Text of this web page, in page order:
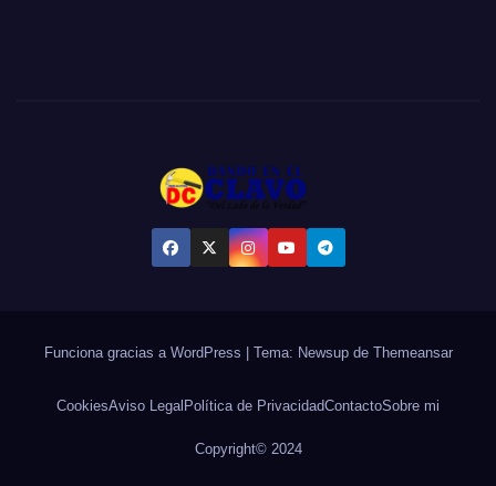
Funciona gracias a WordPress Tema: Newsupde Themeansar
CookiesAviso Legal Política de PrivacidadContactoSobre mi
Copyright© 2024